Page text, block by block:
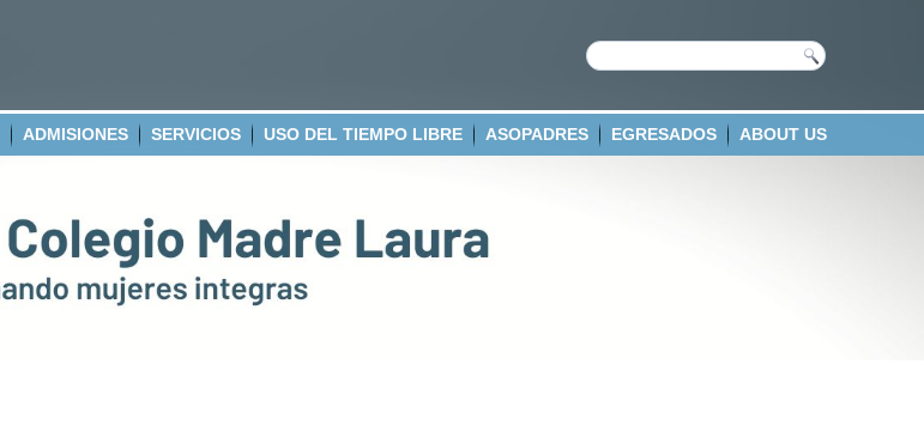
ADMISIONES SERVICIOS USO DEL TIEMPO LIBRE ASOPADRES EGRESADOS ABOUT US